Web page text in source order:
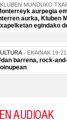
KLUBEN MUNDUKO
aurpegia
aurka, Kluben
egindako
EKAINAK 19-21
barrena, rock-
AUDIOAK